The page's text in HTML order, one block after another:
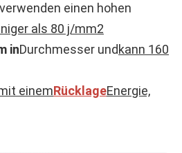
einen hohen
als 80 j/mm2
inDurchmesser undkann 160
einemRücklageEnergie,